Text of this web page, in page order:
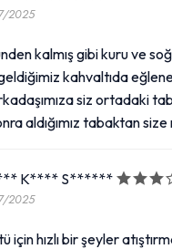
2025
kalmış gibi kuru ve
kahvaltıda
siz ortadaki
aldığımız tabaktan
K**** S******
2025
için hızlı bir şeyler